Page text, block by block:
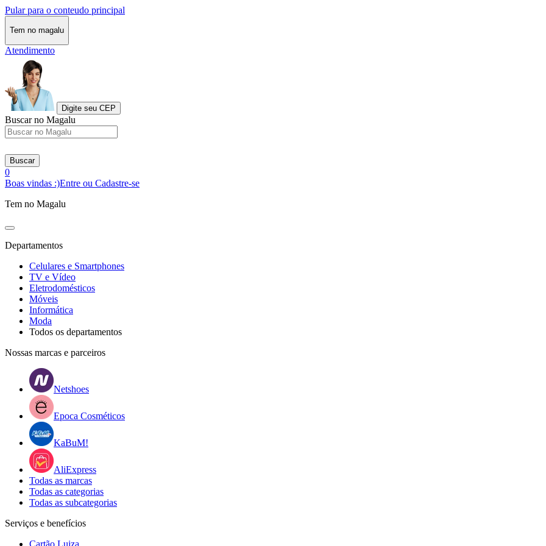
Pular para o conteudo principal
Tem no magalu
Atendimento
Digite seu CEP
Buscar no Magalu
Buscar
0
Boas vindas :)Entre ou Cadastre-se
Tem no Magalu
Departamentos
Celulares e Smartphones
TV e Vídeo
Eletrodomésticos
Móveis
Informática
Moda
Todos os departamentos
Nossas marcas e parceiros
Netshoes
Epoca Cosméticos
KaBuM!
AliExpress
Todas as marcas
Todas as categorias
Todas as subcategorias
Serviços e benefícios
Cartão Luiza